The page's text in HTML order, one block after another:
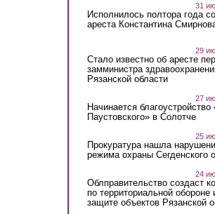
31
Исполнилось полтора года
ареста Константина
29
Стало известно об аресте
замминистра
Рязанской области
27
Начинается благоустройство
Паустовского» в Солотче
25
Прокуратура нашла
режима охраны Сегденского
24
Облправительство создаст
по территориальной обороне
защите объектов Рязанской